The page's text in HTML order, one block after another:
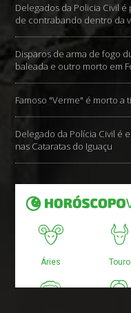
Delegados da Policia Civil é
de contrabando dentro da
Disparos de arma de fogo
baleada e outro morto em
Famoso "Verme" é morto a
Delegado da Polícia Civil é
nas Cataratas do Iguaçu